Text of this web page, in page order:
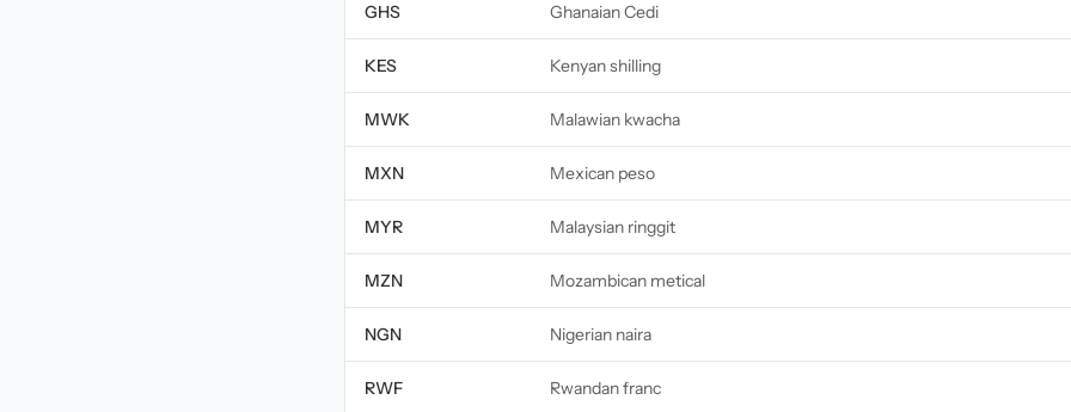
GHS Ghanaian Cedi
KES Kenyan shilling
MWK Malawian kwacha
MXN Mexican peso
MYR Malaysian ringgit
MZN Mozambican metical
NGN Nigerian naira
RWF Rwandan franc